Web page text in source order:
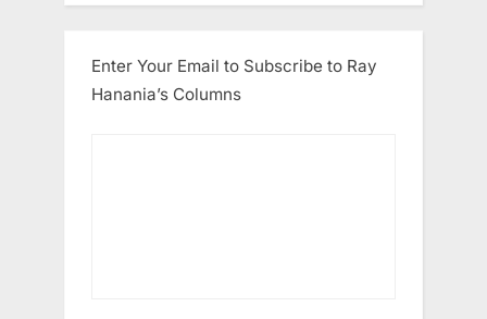
Enter Your Email to Subscribe to Ray
Hanania’s Columns